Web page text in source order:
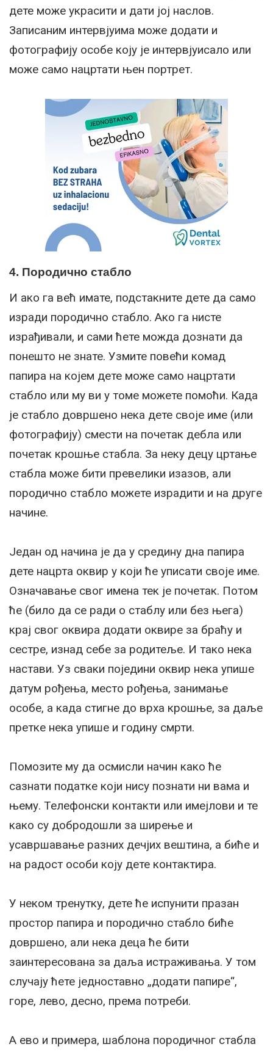
дете може украсити и дати јој наслов.
Записаним интервјуима може додати и
фотографију особе коју је интервјуисало или
може само нацртати њен портрет.
4. Породично стабло
И ако га већ имате, подстакните дете да само
изради породично стабло. Ако га нисте
израђивали, и сами ћете можда дознати да
понешто не знате. Узмите повећи комад
папира на којем дете може само нацртати
стабло или му ви у томе можете помоћи. Када
је стабло довршено нека дете своје име (или
фотографију) смести на почетак дебла или
почетак крошње стабла. За неку децу цртање
стабла може бити превелики изазов, али
породично стабло можете израдити и на друге
начине.
Један од начина је да у средину дна папира
дете нацрта оквир у који ће уписати своје име.
Означавање свог имена тек је почетак. Потом
ће (било да се ради о стаблу или без њега)
крај свог оквира додати оквире за браћу и
сестре, изнад себе за родитеље. И тако нека
настави. Уз сваки поједини оквир нека упише
датум рођења, место рођења, занимање
особе, а када стигне до врха крошње, за даље
претке нека упише и годину смрти.
Помозите му да осмисли начин како ће
сазнати податке који нису познати ни вама и
њему. Телефонски контакти или имејлови и те
како су добродошли за ширење и
усавршавање разних дечјих вештина, а биће и
на радост особи коју дете контактира.
У неком тренутку, дете ће испунити празан
простор папира и породично стабло биће
довршено, али нека деца ће бити
заинтересована за даља истраживања. У том
случају ћете једноставно „додати папире“,
горе, лево, десно, према потреби.
А ево и примера, шаблона породичног стабла